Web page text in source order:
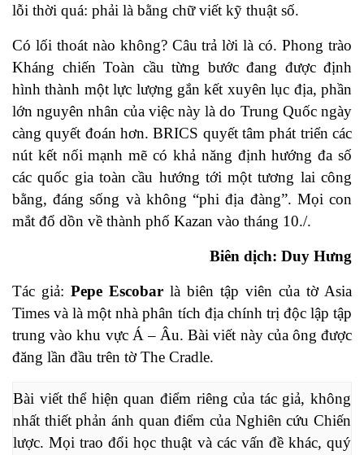
lỗi thời quá: phải là bằng chữ viết kỹ thuật số.
Có lối thoát nào không? Câu trả lời là có. Phong trào
Kháng chiến Toàn cầu từng bước đang được định
hình thành một lực lượng gắn kết xuyên lục địa, phần
lớn nguyên nhân của việc này là do Trung Quốc ngày
càng quyết đoán hơn. BRICS quyết tâm phát triển các
nút kết nối mạnh mẽ có khả năng định hướng đa số
các quốc gia toàn cầu hướng tới một tương lai công
bằng, đáng sống và không “phi địa đàng”. Mọi con
mắt đổ dồn về thành phố Kazan vào tháng 10./.
Biên dịch: Duy Hưng
Tác giả: Pepe Escobar là biên tập viên của tờ Asia
Times và là một nhà phân tích địa chính trị độc lập tập
trung vào khu vực Á – Âu. Bài viết này của ông được
đăng lần đầu trên tờ The Cradle.
Bài viết thể hiện quan điểm riêng của tác giả, không
nhất thiết phản ánh quan điểm của Nghiên cứu Chiến
lược. Mọi trao đổi học thuật và các vấn đề khác, quý